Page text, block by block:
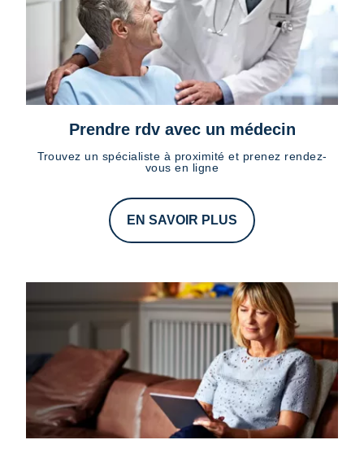
Prendre rdv avec un médecin
Trouvez un spécialiste à proximité et prenez rendez-
vous en ligne
EN SAVOIR PLUS